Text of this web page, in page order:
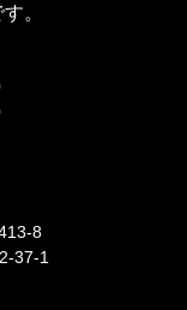
。
8
37-1